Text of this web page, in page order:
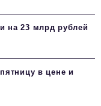
на 23 млрд рублей
в цене и